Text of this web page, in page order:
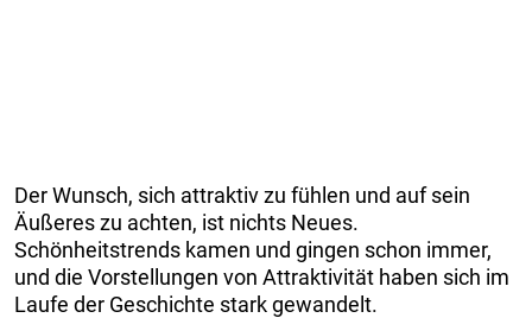
Der Wunsch, sich attraktiv zu fühlen und auf sein
Äußeres zu achten, ist nichts Neues.
Schönheitstrends kamen und gingen schon immer,
und die Vorstellungen von Attraktivität haben sich im
Laufe der Geschichte stark gewandelt.